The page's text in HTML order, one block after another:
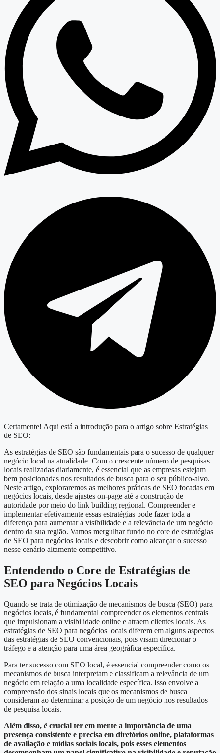
Certamente! Aqui está a introdução para o artigo sobre Estratégias
de SEO:
As estratégias de SEO são fundamentais para o sucesso de qualquer
negócio local na atualidade. Com o crescente número de pesquisas
locais realizadas diariamente, é essencial que as empresas estejam
bem posicionadas nos resultados de busca para o seu público-alvo.
Neste artigo, exploraremos as melhores práticas de SEO focadas em
negócios locais, desde ajustes on-page até a construção de
autoridade por meio do link building regional. Compreender e
implementar efetivamente essas estratégias pode fazer toda a
diferença para aumentar a visibilidade e a relevância de um negócio
dentro da sua região. Vamos mergulhar fundo no core de estratégias
de SEO para negócios locais e descobrir como alcançar o sucesso
nesse cenário altamente competitivo.
Entendendo o Core de Estratégias de
SEO para Negócios Locais
Quando se trata de otimização de mecanismos de busca (SEO) para
negócios locais, é fundamental compreender os elementos centrais
que impulsionam a visibilidade online e atraem clientes locais. As
estratégias de SEO para negócios locais diferem em alguns aspectos
das estratégias de SEO convencionais, pois visam direcionar o
tráfego e a atenção para uma área geográfica específica.
Para ter sucesso com SEO local, é essencial compreender como os
mecanismos de busca interpretam e classificam a relevância de um
negócio em relação a uma localidade específica. Isso envolve a
compreensão dos sinais locais que os mecanismos de busca
consideram ao determinar a posição de um negócio nos resultados
de pesquisa locais.
Além disso, é crucial ter em mente a importância de uma
presença consistente e precisa em diretórios online, plataformas
de avaliação e mídias sociais locais, pois esses elementos